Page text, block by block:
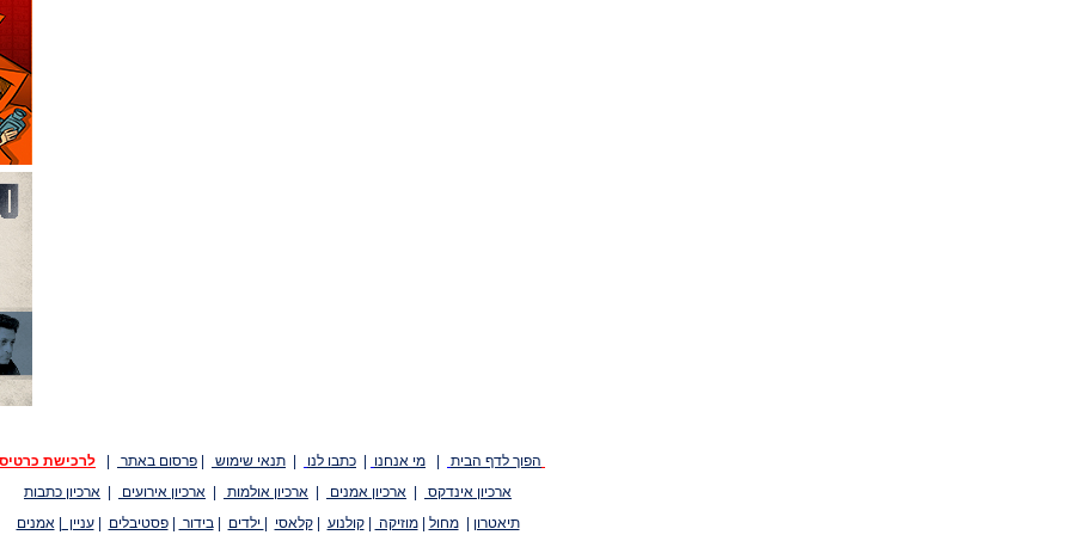
הפוך לדף הבית מי אנחנו כתבו לנו תנאי שימוש פרסום באתר
לרכישת
ארכיון אינדקס
ארכיון אמנים ארכיון אולמות ארכיון אירועים
ארכיון כתבות
תיאטרון
|מחול |מוזיקה |קולנוע |קלאסי ילדים |בידור |פסטיבלים |עניין |אמנים